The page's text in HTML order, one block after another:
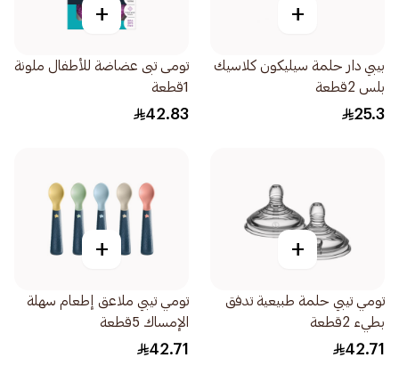
+
بيبي دار حلمة سيليكون كلاسيك
بلس 2قطعة
25.3
+
تومى تبى عضاضة للأطفال ملونة
1قطعة
42.83
+
تومي تيبي حلمة طبيعية تدفق
بطيء 2قطعة
42.71
+
تومي تيبي ملاعق إطعام سهلة
الإمساك 5قطعة
42.71